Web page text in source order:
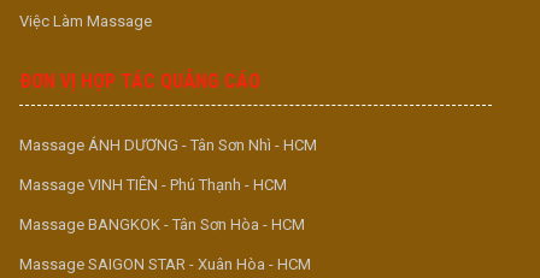
Việc Làm Massage
ĐƠN VỊ HỢP TÁC QUẢNG CÁO
Massage ÁNH DƯƠNG - Tân Sơn Nhì - HCM
Massage VINH TIÊN - Phú Thạnh - HCM
Massage BANGKOK - Tân Sơn Hòa - HCM
Massage SAIGON STAR - Xuân Hòa - HCM